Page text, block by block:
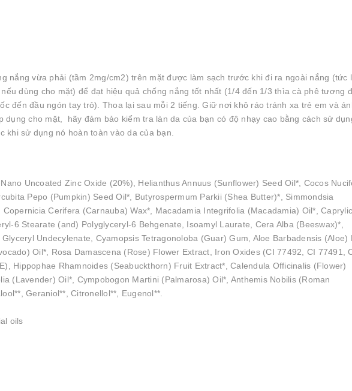
nắng vừa phải (tầm 2mg/cm2) trên mặt được làm sạch trước khi đi ra ngoài nắng (tức
dùng cho mặt) để đạt hiệu quả chống nắng tốt nhất (1/4 đến 1/3 thìa cà phê tương
đến đầu ngón tay trỏ). Thoa lại sau mỗi 2 tiếng. Giữ nơi khô ráo tránh xa trẻ em và
dụng cho mặt, hãy đảm bảo kiểm tra làn da của bạn có độ nhạy cao bằng cách sử
khi sử dụng nó hoàn toàn vào da của bạn.
Uncoated Zinc Oxide (20%), Helianthus Annuus (Sunflower) Seed Oil*, Cocos
Pepo (Pumpkin) Seed Oil*, Butyrospermum Parkii (Shea Butter)*, Simmondsia
Cerifera (Carnauba) Wax*, Macadamia Integrifolia (Macadamia) Oil*,
6 Stearate (and) Polyglyceryl-6 Behgenate, Isoamyl Laurate, Cera Alba (Beeswax)*,
Undecylenate, Cyamopsis Tetragonoloba (Guar) Gum, Aloe Barbadensis (Aloe)
Oil*, Rosa Damascena (Rose) Flower Extract, Iron Oxides (CI 77492, CI 77491,
Hippophae Rhamnoides (Seabuckthorn) Fruit Extract*, Calendula Officinalis (Flower)
(Lavender) Oil*, Cympobogon Martini (Palmarosa) Oil*, Anthemis Nobilis (Roman
Geraniol**, Citronellol**, Eugenol**.
oils